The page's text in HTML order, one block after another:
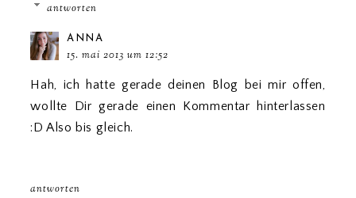
antworten
ANNA
15. mai 2013 um 12:52
Hah, ich hatte gerade deinen Blog bei mir offen,
wollte Dir gerade einen Kommentar hinterlassen
:D Also bis gleich.
antworten